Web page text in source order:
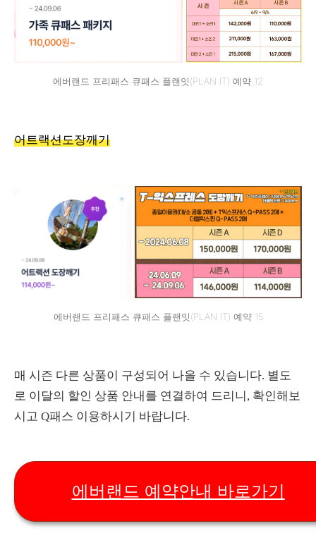
에버랜드 프리패스 큐패스 플랜잇(PLAN IT) 예약 12
어트랙션도장깨기
에버랜드 프리패스 큐패스 플랜잇(PLAN IT) 예약 15
매 시즌 다른 상품이 구성되어 나올 수 있습니다. 별도
로 이달의 할인 상품 안내를 연결하여 드리니, 확인해보
시고 Q패스 이용하시기 바랍니다.
에버랜드 예약안내 바로가기